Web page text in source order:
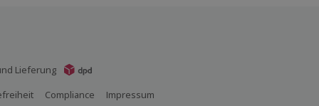
Lieferung
Compliance Impressum